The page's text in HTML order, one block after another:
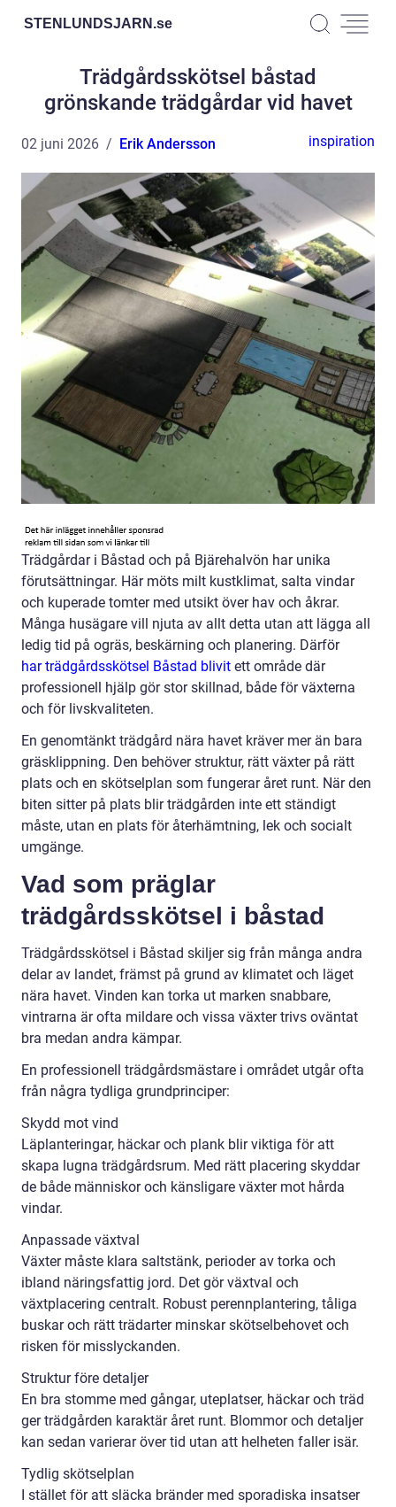
STENLUNDSJARN.se
Trädgårdsskötsel båstad
grönskande trädgårdar vid havet
02 juni 2026 Erik Andersson inspiration
Trädgårdar i Båstad och på Bjärehalvön har unika
förutsättningar. Här möts milt kustklimat, salta vindar
och kuperade tomter med utsikt över hav och åkrar.
Många husägare vill njuta av allt detta utan att lägga all
ledig tid på ogräs, beskärning och planering. Därför
har trädgårdsskötsel Båstad blivit ett område där
professionell hjälp gör stor skillnad, både för växterna
och för livskvaliteten.
En genomtänkt trädgård nära havet kräver mer än bara
gräsklippning. Den behöver struktur, rätt växter på rätt
plats och en skötselplan som fungerar året runt. När den
biten sitter på plats blir trädgården inte ett ständigt
måste, utan en plats för återhämtning, lek och socialt
umgänge.
Vad som präglar
trädgårdsskötsel i båstad
Trädgårdsskötsel i Båstad skiljer sig från många andra
delar av landet, främst på grund av klimatet och läget
nära havet. Vinden kan torka ut marken snabbare,
vintrarna är ofta mildare och vissa växter trivs oväntat
bra medan andra kämpar.
En professionell trädgårdsmästare i området utgår ofta
från några tydliga grundprinciper:
Skydd mot vind
Läplanteringar, häckar och plank blir viktiga för att
skapa lugna trädgårdsrum. Med rätt placering skyddar
de både människor och känsligare växter mot hårda
vindar.
Anpassade växtval
Växter måste klara saltstänk, perioder av torka och
ibland näringsfattig jord. Det gör växtval och
växtplacering centralt. Robust perennplantering, tåliga
buskar och rätt trädarter minskar skötselbehovet och
risken för misslyckanden.
Struktur före detaljer
En bra stomme med gångar, uteplatser, häckar och träd
ger trädgården karaktär året runt. Blommor och detaljer
kan sedan varierar över tid utan att helheten faller isär.
Tydlig skötselplan
I stället för att släcka bränder med sporadiska insatser